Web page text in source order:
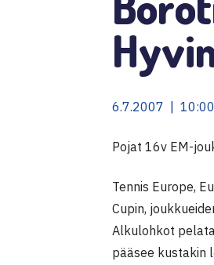
6.7.2007 | 10:00
Pojat 16v EM-
Tennis Europe,
Cupin,
Alkulohkot
pääsee kustakin